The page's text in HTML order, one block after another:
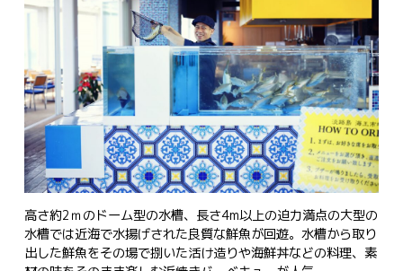
高さ約2ｍのドーム型の水槽、長さ4m以上の迫力満点の大型の
水槽では近海で水揚げされた良質な鮮魚が回遊。水槽から取り
出した鮮魚をその場で捌いた活け造りや海鮮丼などの料理、素